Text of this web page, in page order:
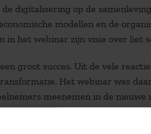
digitalisering op de
modellen en de
in het webinar zijn visie over liet
groot succes. Uit de vele
Het webinar was
meenemen in de
Deze leergang is specifiek
de digitale koers binnen hun